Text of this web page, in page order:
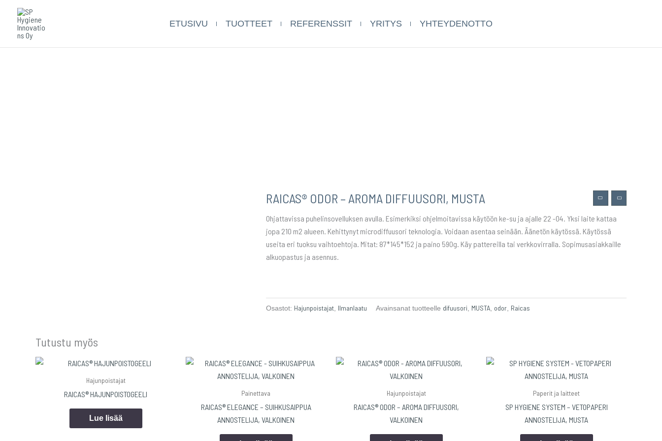
sisältöön
ETUSIVU TUOTTEET REFERENSSIT YRITYS YHTEYDENOTTO
RAICAS® ODOR – AROMA DIFFUUSORI, MUSTA
Ohjattavissa puhelinsovelluksen avulla. Esimerkiksi ohjelmoitavissa käytöön ke-su ja ajalle 22 -04. Yksi laite kattaa
jopa 210 m2 alueen. Kehittynyt microdiffuusori teknologia. Voidaan asentaa seinään. Äänetön käytössä. Käytössä
useita eri tuoksu vaihtoehtoja. Mitat: 87*145*152 ja paino 590g. Käy pattereilla tai verkkovirralla. Sopimusasiakkaille
alkuopastus ja asennus.
Osastot: Hajunpoistajat Ilmanlaatu Avainsanat tuotteelle difuusori MUSTA odor Raicas
Tutustu myös
Hajunpoistajat
RAICAS® HAJUNPOISTOGEELI
Lue lisää
Painettava
RAICAS® ELEGANCE – SUIHKUSAIPPUA
ANNOSTELIJA, VALKOINEN
Hajunpoistajat
RAICAS® ODOR – AROMA DIFFUUSORI,
VALKOINEN
Paperit ja laitteet
SP HYGIENE SYSTEM – VETOPAPERI
ANNOSTELIJA, MUSTA